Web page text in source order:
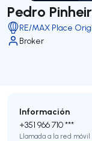
Pedro
RE/MAX Place
Broker
Información
+351 966 710 ***
Llamada a la red móvil